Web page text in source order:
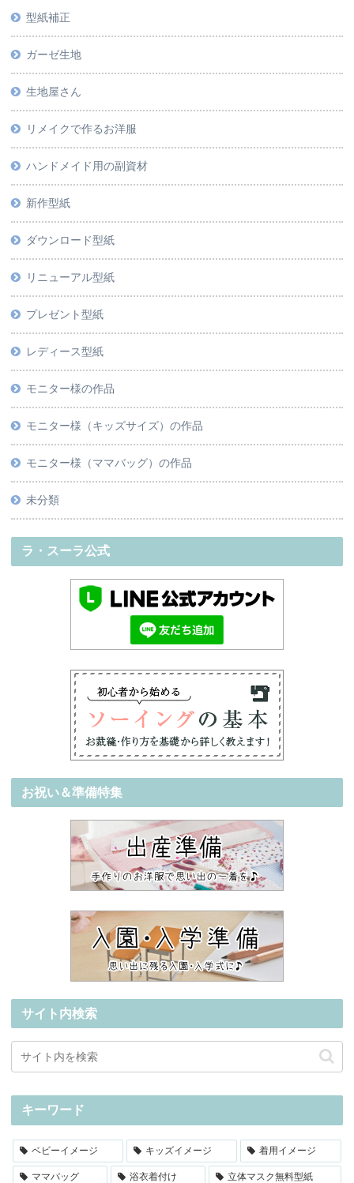
型紙補正
ガーゼ生地
生地屋さん
リメイクで作るお洋服
ハンドメイド用の副資材
新作型紙
ダウンロード型紙
リニューアル型紙
プレゼント型紙
レディース型紙
モニター様の作品
モニター様（キッズサイズ）の作品
モニター様（ママバッグ）の作品
未分類
ラ・スーラ公式
お祝い＆準備特集
サイト内検索
キーワード
ベビーイメージ キッズイメージ 着用イメージ
ママバッグ 浴衣着付け 立体マスク無料型紙